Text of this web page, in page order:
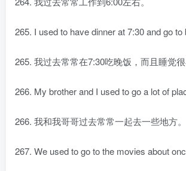
265. I used to have dinner at 7:30 and go to
265. 我过去常常在7:30吃晚饭，而且睡觉很
266. My brother and I used to go a lot of
266. 我和我哥哥过去常常一起去一些地方。
267. We used to go to the movies about